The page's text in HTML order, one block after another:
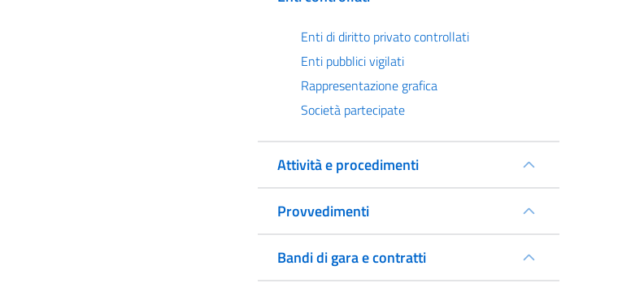
Enti di diritto privato controllati
Enti pubblici vigilati
Rappresentazione grafica
Società partecipate
Attività e procedimenti
Provvedimenti
Bandi di gara e contratti